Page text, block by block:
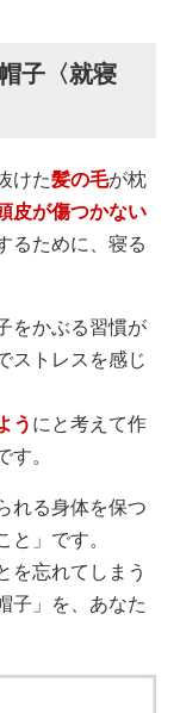
子〈就寝
けた髪の毛が枕
皮が傷つかない
るために、寝る
をかぶる習慣が
ストレスを感じ
うにと考えて作
す。
れる身体を保つ
」です。
を忘れてしまう
子」を、あなた